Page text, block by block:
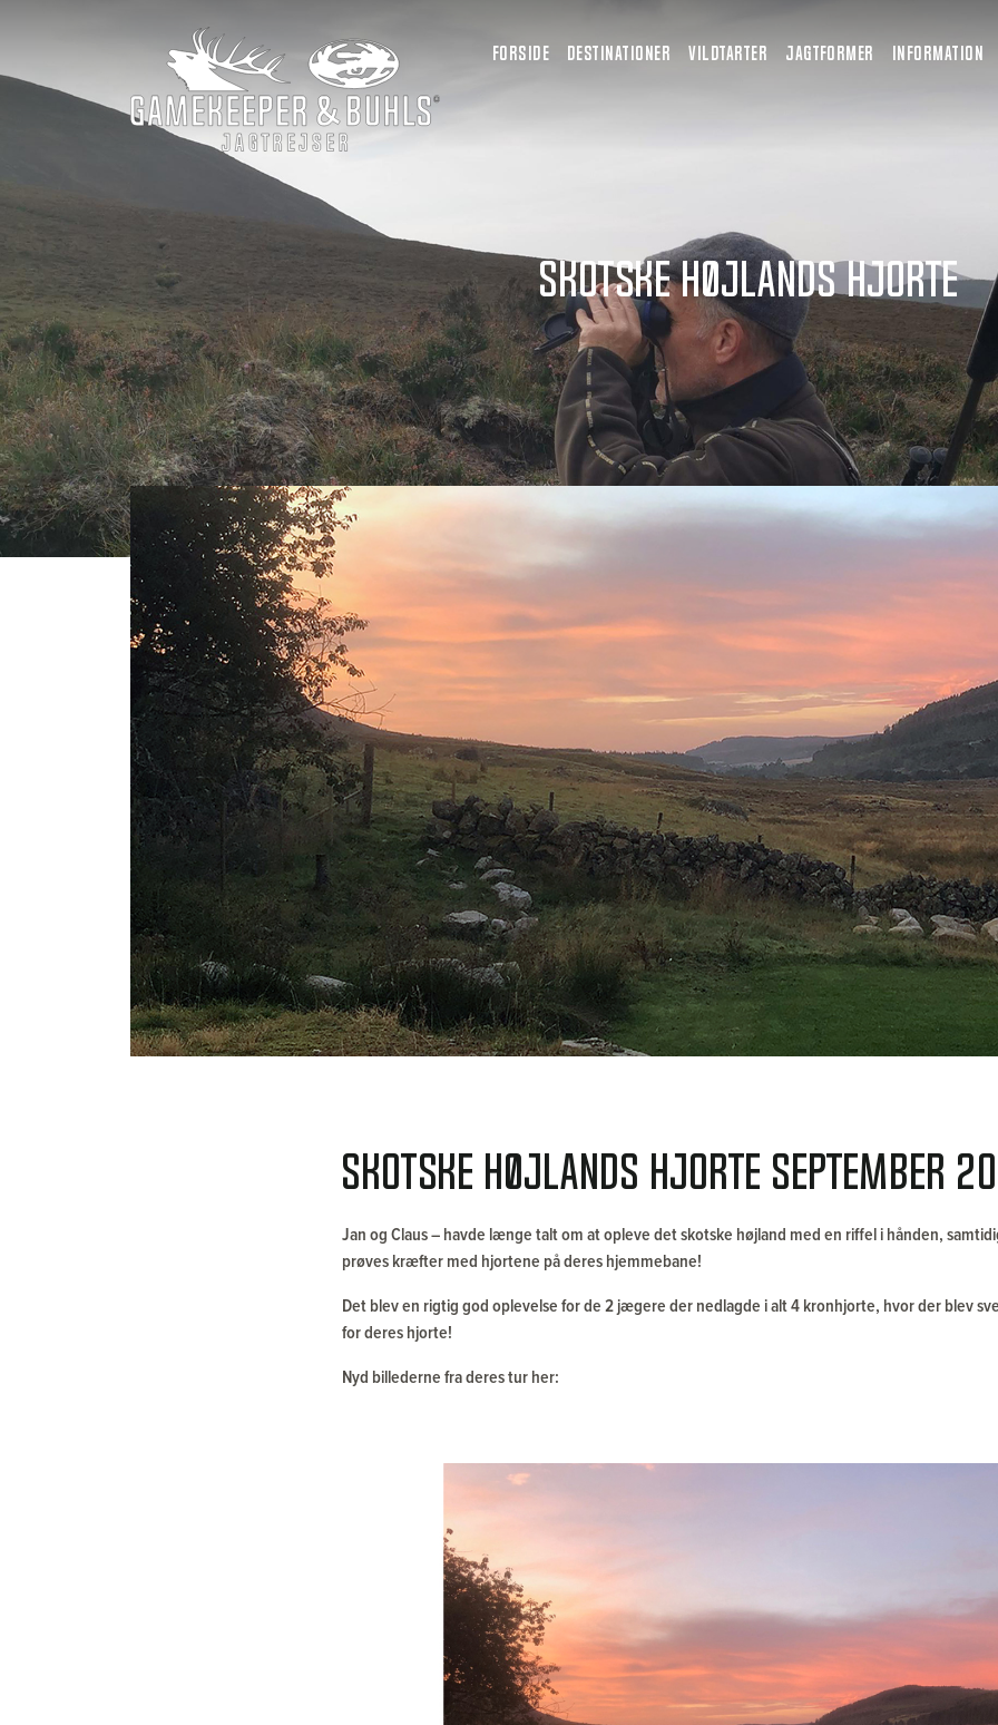
FORSIDE DESTINATIONER VILDTARTER JAGTFORMER INFORMATION
Skotske højlands hjorte
Skotske højlands hjorte september
Jan og Claus – havde længe talt om at opleve det skotske højland med en riffel i hånden,
prøves kræfter med hjortene på deres hjemmebane!
Det blev en rigtig god oplevelse for de 2 jægere der nedlagde i alt 4 kronhjorte, hvor der blev
for deres hjorte!
Nyd billederne fra deres tur her: